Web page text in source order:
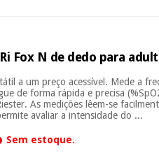
Fox N de dedo para
a um preço acessível. Mede a
de forma rápida e precisa
As medições lêem-se
avaliar a intensidade do ...
Sem estoque.